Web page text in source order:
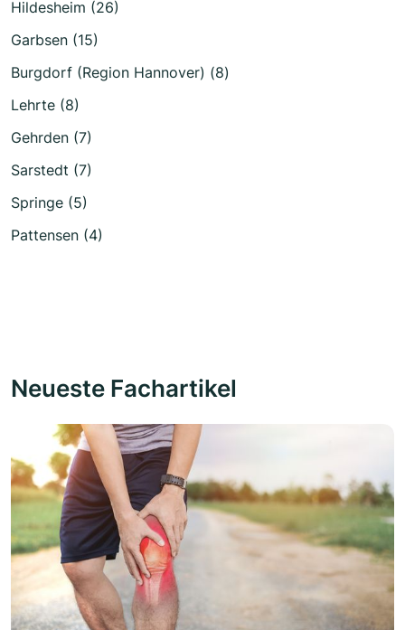
Hildesheim (26)
Garbsen (15)
Burgdorf (Region Hannover) (8)
Lehrte (8)
Gehrden (7)
Sarstedt (7)
Springe (5)
Pattensen (4)
Neueste Fachartikel